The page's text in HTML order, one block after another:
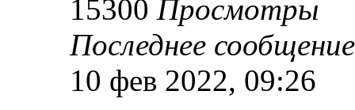
15300 Просмотры
Последнее
10 фев 2022, 09:26